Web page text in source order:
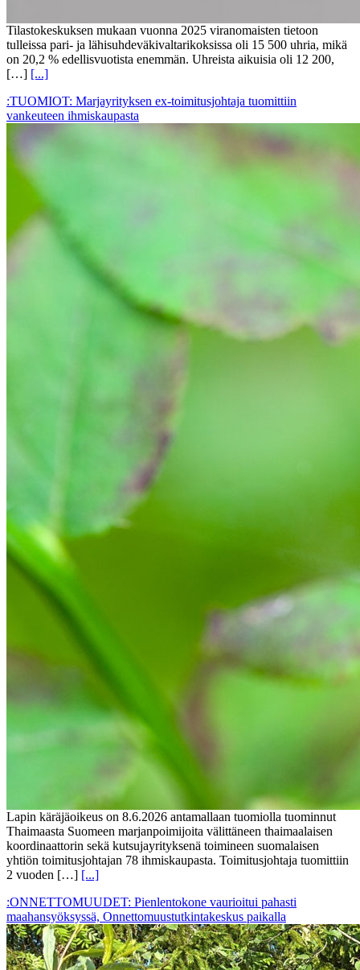
Tilastokeskuksen mukaan vuonna 2025 viranomaisten tietoon
tulleissa pari- ja lähisuhdeväkivaltarikoksissa oli 15 500 uhria, mikä
on 20,2 % edellisvuotista enemmän. Uhreista aikuisia oli 12 200,
[…] [...]
:TUOMIOT: Marjayrityksen ex-toimitusjohtaja tuomittiin
vankeuteen ihmiskaupasta
Lapin käräjäoikeus on 8.6.2026 antamallaan tuomiolla tuominnut
Thaimaasta Suomeen marjanpoimijoita välittäneen thaimaalaisen
koordinaattorin sekä kutsujayrityksenä toimineen suomalaisen
yhtiön toimitusjohtajan 78 ihmiskaupasta. Toimitusjohtaja tuomittiin
2 vuoden […] [...]
:ONNETTOMUUDET: Pienlentokone vaurioitui pahasti
maahansyöksyssä, Onnettomuustutkintakeskus paikalla